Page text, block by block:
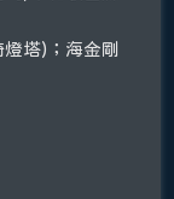
塔)；海金剛